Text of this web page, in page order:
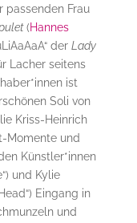
passenden Frau
(Hannes
der Lady
Lacher seitens
ist
Soli von
Kriss-Heinrich
Momente und
Künstler*innen
und Kylie
Eingang in
und